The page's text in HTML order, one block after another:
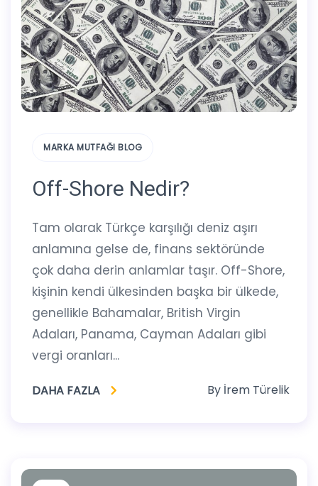
MARKA MUTFAĞI BLOG
Off-Shore Nedir?
Tam olarak Türkçe karşılığı deniz aşırı
anlamına gelse de, finans sektöründe
çok daha derin anlamlar taşır. Off-Shore,
kişinin kendi ülkesinden başka bir ülkede,
genellikle Bahamalar, British Virgin
Adaları, Panama, Cayman Adaları gibi
vergi oranları...
DAHA FAZLA By İrem Türelik